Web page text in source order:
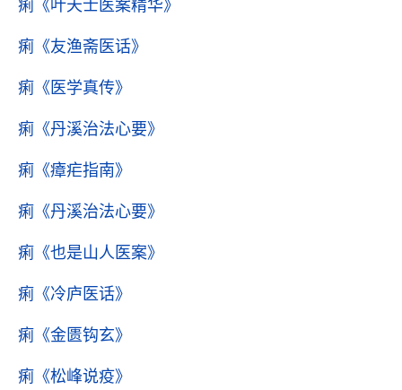
痢 《叶天士医案精华》
痢 《友渔斋医话》
痢 《医学真传》
痢 《丹溪治法心要》
痢 《瘴疟指南》
痢 《丹溪治法心要》
痢 《也是山人医案》
痢 《冷庐医话》
痢 《金匮钩玄》
痢 《松峰说疫》